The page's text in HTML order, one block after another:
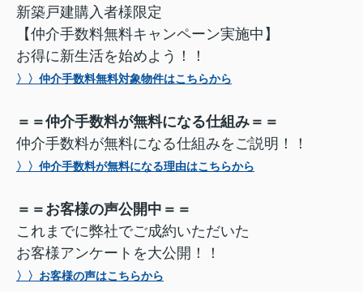
新築戸建購入者様限定
【仲介手数料無料キャンペーン実施中】
お得に新生活を始めよう！！
〉〉仲介手数料無料対象物件はこちらから
＝＝仲介手数料が無料になる仕組み＝＝
仲介手数料が無料になる仕組みをご説明！！
〉〉仲介手数料が無料になる理由はこちらから
＝＝お客様の声公開中＝＝
これまでに弊社でご成約いただいた
お客様アンケートを大公開！！
〉〉お客様の声はこちらから